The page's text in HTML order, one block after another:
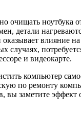
очищать ноутбука
детали
влияние
случаях,
и видеокарте.
компьютер
по ремонту
вы заметите эффект